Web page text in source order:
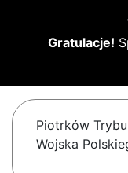
Gratulacje!
Piotrków
Wojska